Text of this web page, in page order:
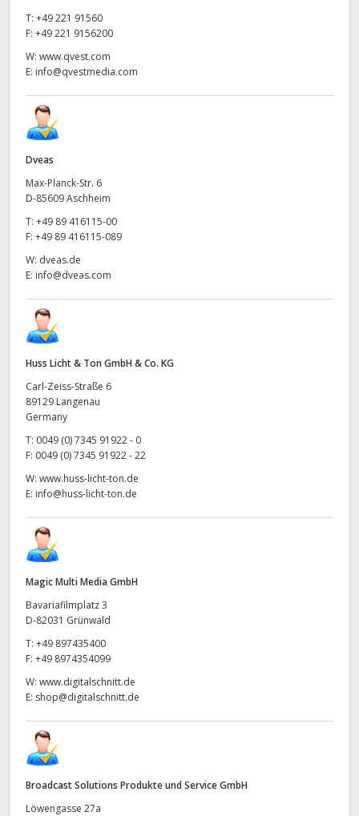
T: +49 221 91560
F: +49 221 9156200
W: www.qvest.com
E: info@qvestmedia.com
Dveas
Max-Planck-Str. 6
D-85609 Aschheim
T: +49 89 416115-00
F: +49 89 416115-089
W: dveas.de
E: info@dveas.com
Huss Licht & Ton GmbH & Co. KG
Carl-Zeiss-Straße 6
89129 Langenau
Germany
T: 0049 (0) 7345 91922 - 0
F: 0049 (0) 7345 91922 - 22
W: www.huss-licht-ton.de
E: info@huss-licht-ton.de
Magic Multi Media GmbH
Bavariafilmplatz 3
D-82031 Grünwald
T: +49 897435400
F: +49 8974354099
W: www.digitalschnitt.de
E: shop@digitalschnitt.de
Broadcast Solutions Produkte und Service GmbH
Löwengasse 27a